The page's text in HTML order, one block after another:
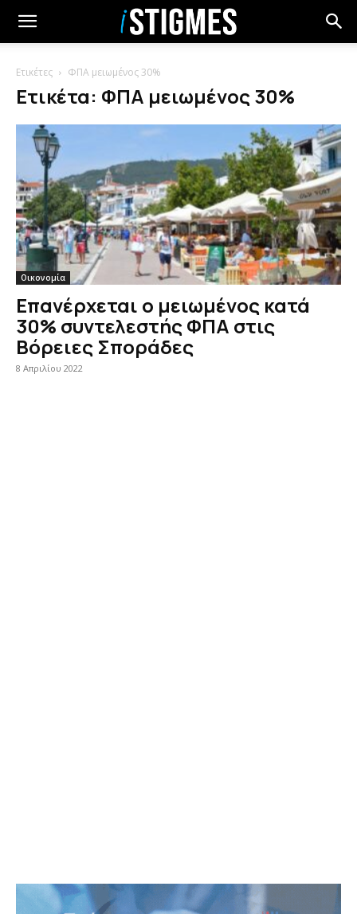
Ετικέτες ΦΠΑ μειωμένος 30%
Ετικέτα: ΦΠΑ μειωμένος 30%
Οικονομία
Επανέρχεται ο μειωμένος κατά
30% συντελεστής ΦΠΑ στις
Βόρειες Σποράδες
8 Απριλίου 2022